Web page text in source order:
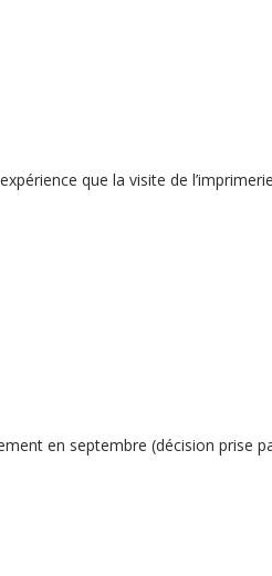
que la visite de
en septembre (décision prise